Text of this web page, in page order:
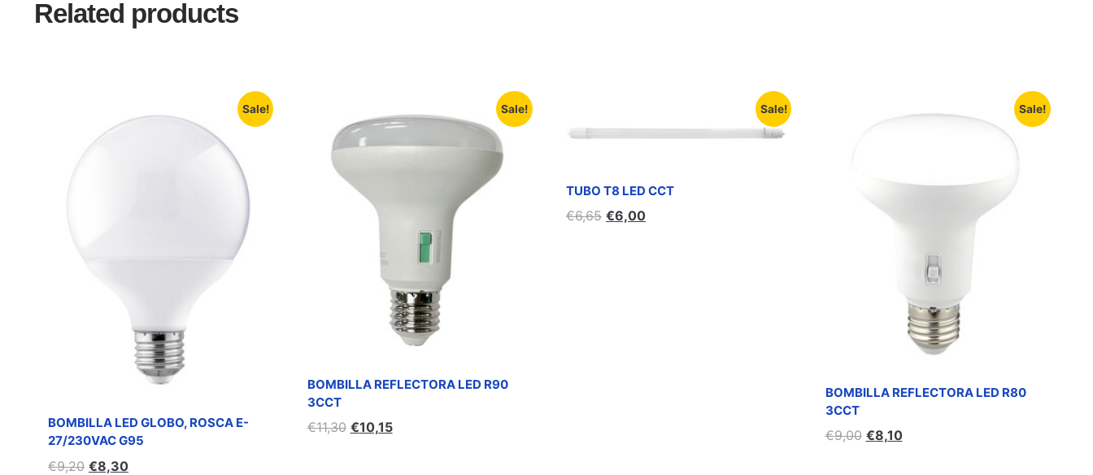
Related products
Sale!
BOMBILLA LED GLOBO, ROSCA E-
27/230VAC G95
€9,20 €8,30
Sale!
BOMBILLA REFLECTORA LED R90
3CCT
€11,30 €10,15
Sale!
TUBO T8 LED CCT
€6,65 €6,00
Sale!
BOMBILLA REFLECTORA LED R80
3CCT
€9,00 €8,10